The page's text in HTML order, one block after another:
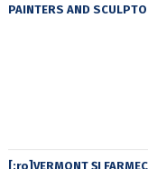
PAINTERS AND
[:ro]VERMONT ȘI